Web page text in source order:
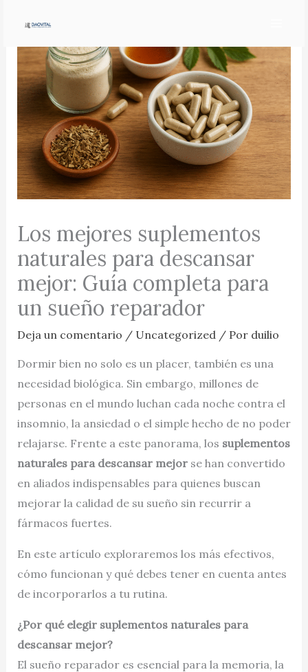
contenido
Los mejores suplementos
naturales para descansar
mejor: Guía completa para
un sueño reparador
Deja un comentario / Uncategorized / Por duilio
Dormir bien no solo es un placer, también es una
necesidad biológica. Sin embargo, millones de
personas en el mundo luchan cada noche contra el
insomnio, la ansiedad o el simple hecho de no poder
relajarse. Frente a este panorama, los suplementos
naturales para descansar mejorse han convertido
en aliados indispensables para quienes buscan
mejorar la calidad de su sueño sin recurrir a
fármacos fuertes.
En este artículo exploraremos los más efectivos,
cómo funcionan y qué debes tener en cuenta antes
de incorporarlos a tu rutina.
¿Por qué elegir suplementos naturales para
descansar mejor?
El sueño reparador es esencial para la memoria, la